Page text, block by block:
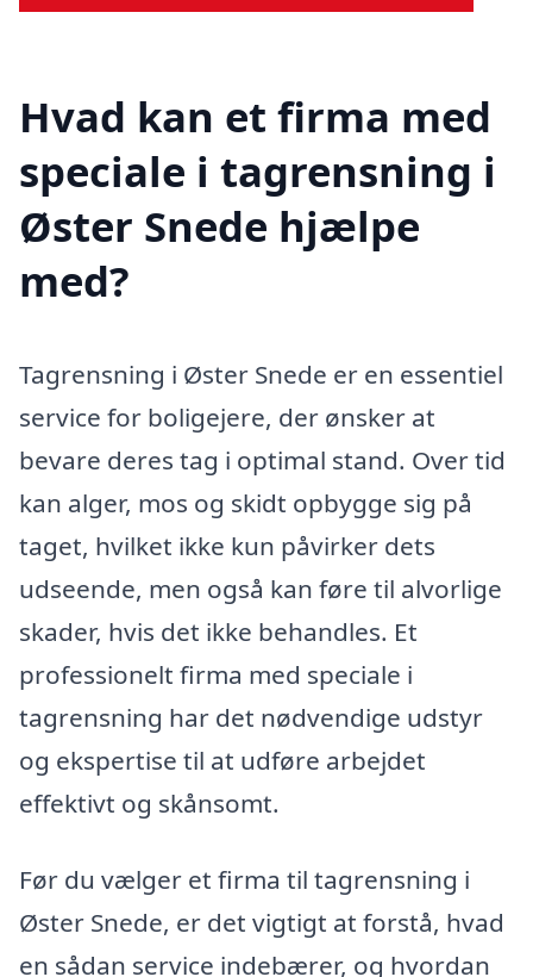
Hvad kan et firma med
speciale i tagrensning i
Øster Snede hjælpe
med?
Tagrensning i Øster Snede er en essentiel
service for boligejere, der ønsker at
bevare deres tag i optimal stand. Over tid
kan alger, mos og skidt opbygge sig på
taget, hvilket ikke kun påvirker dets
udseende, men også kan føre til alvorlige
skader, hvis det ikke behandles. Et
professionelt firma med speciale i
tagrensning har det nødvendige udstyr
og ekspertise til at udføre arbejdet
effektivt og skånsomt.
Før du vælger et firma til tagrensning i
Øster Snede, er det vigtigt at forstå, hvad
en sådan service indebærer, og hvordan